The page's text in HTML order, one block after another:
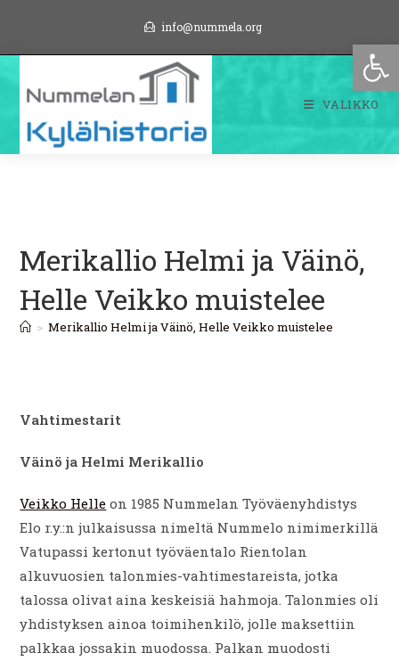
sisältöön
info@nummela.org
VALIKKO
Merikallio Helmi ja Väinö,
Helle Veikko muistelee
> Merikallio Helmi ja Väinö, Helle Veikko muistelee
Vahtimestarit
Väinö ja Helmi Merikallio
Veikko Helle on 1985 Nummelan Työväenyhdistys
Elo r.y.:n julkaisussa nimeltä Nummelo nimimerkillä
Vatupassi kertonut työväentalo Rientolan
alkuvuosien talonmies-vahtimestareista, jotka
talossa olivat aina keskeisiä hahmoja. Talonmies oli
yhdistyksen ainoa toimihenkilö, jolle maksettiin
palkkaa jossakin muodossa. Palkan muodosti